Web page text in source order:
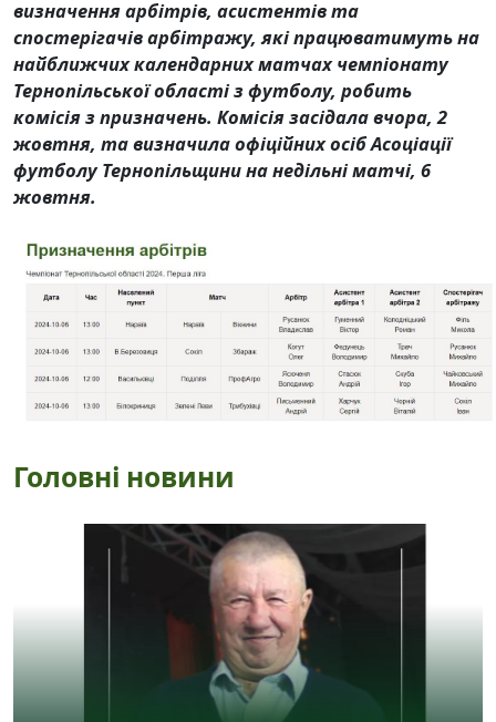
визначення арбітрів, асистентів та
спостерігачів арбітражу, які працюватимуть на
найближчих календарних матчах чемпіонату
Тернопільської області з футболу, робить
комісія з призначень. Комісія засідала вчора, 2
жовтня, та визначила офіційних осіб Асоціації
футболу Тернопільщини на недільні матчі, 6
жовтня.
Головні новини